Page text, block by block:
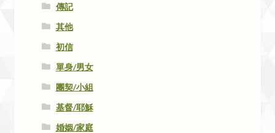
傳記
其他
初信
單身/男女
團契/小組
基督/耶穌
婚姻/家庭